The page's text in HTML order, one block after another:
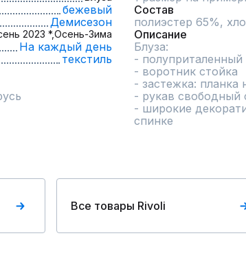
бежевый
Демисезон
2023 *,Осень-Зима
На каждый день
текстиль
Состав
полиэстер 65%,
Описание
Блуза:
- полуприталенный
- воротник стойка
- застежка: планка
- рукав свободный
- широкие
спинке
Все товары Rivoli